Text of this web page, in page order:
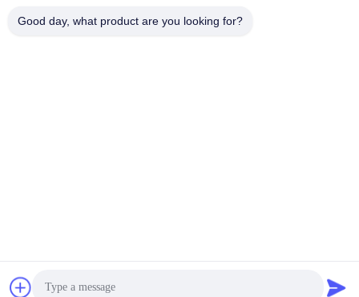
Good day, what product are you looking for?